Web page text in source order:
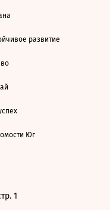
развитие
Юг
1